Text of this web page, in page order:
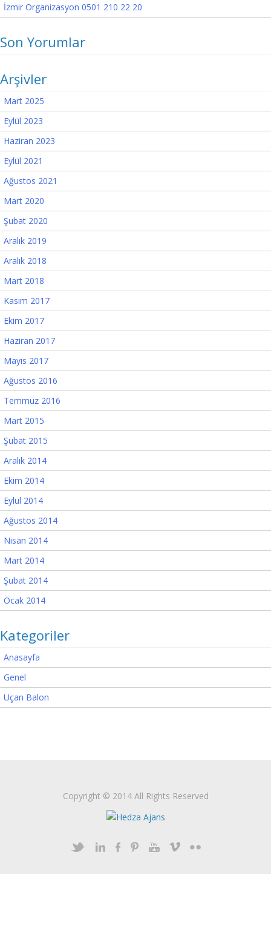
İzmir Organizasyon 0501 210 22 20
Son Yorumlar
Arşivler
Mart 2025
Eylül 2023
Haziran 2023
Eylül 2021
Ağustos 2021
Mart 2020
Şubat 2020
Aralık 2019
Aralık 2018
Mart 2018
Kasım 2017
Ekim 2017
Haziran 2017
Mayıs 2017
Ağustos 2016
Temmuz 2016
Mart 2015
Şubat 2015
Aralık 2014
Ekim 2014
Eylül 2014
Ağustos 2014
Nisan 2014
Mart 2014
Şubat 2014
Ocak 2014
Kategoriler
Anasayfa
Genel
Uçan Balon
Copyright © 2014 All Rights Reserved